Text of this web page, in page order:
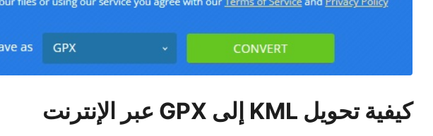
كيفية تحويل KML إلى GPX عبر الإنترنت